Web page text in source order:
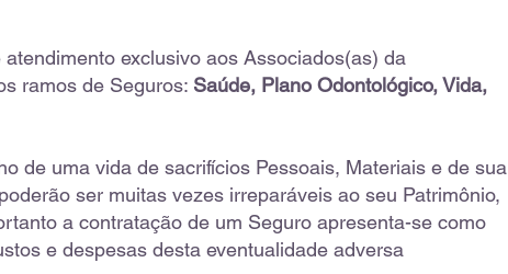
exclusivo aos Associados(as) da
ramos de Seguros: Saúde, Plano Odontológico, Vida,
de uma vida de sacrifícios Pessoais, Materiais e de sua
ser muitas vezes irreparáveis ao seu Patrimônio,
a contratação de um Seguro apresenta-se como
e despesas desta eventualidade adversa